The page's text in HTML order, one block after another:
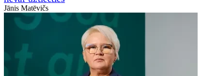
Jānis Matēvičs